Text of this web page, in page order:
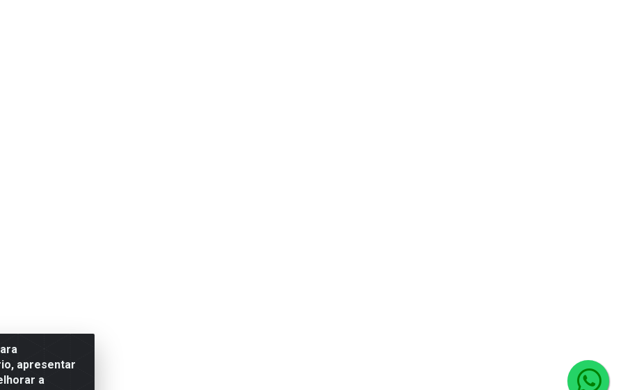
apresentar
a